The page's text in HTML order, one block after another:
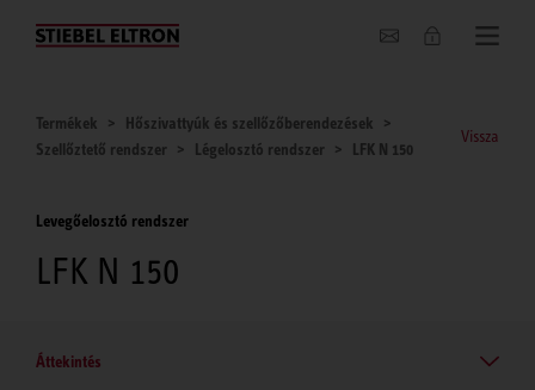
Hírek
Termékek
Hőszivattyúk és szellőzőberendezések
Szellőztető rendszer
Légelosztó rendszer LFK N 150
Vissza
Levegőelosztó rendszer
LFK N 150
Áttekintés